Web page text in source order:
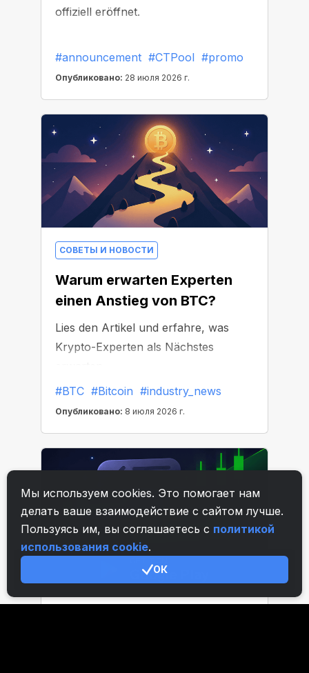
Мы используем cookies. Это помогает нам
делать ваше взаимодействие с сайтом лучше.
Пользуясь им, вы соглашаетесь с политикой
использования cookie.
ОК